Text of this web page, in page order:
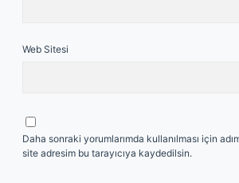
Web Sitesi
Daha sonraki yorumlarımda kullanılması için
site adresim bu tarayıcıya kaydedilsin.